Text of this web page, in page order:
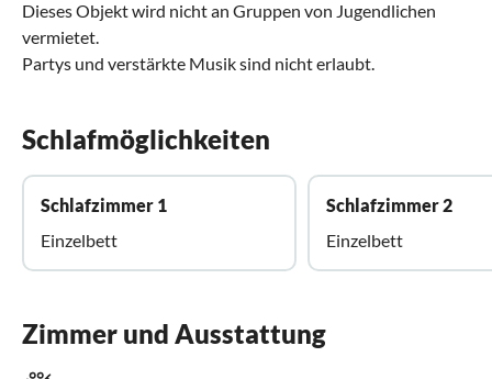
Dieses Objekt wird nicht an Gruppen von Jugendlichen
vermietet.
Partys und verstärkte Musik sind nicht erlaubt.
Schlafmöglichkeiten
Schlafzimmer 1
Einzelbett
Schlafzimmer 2
Einzelbett
Zimmer und Ausstattung